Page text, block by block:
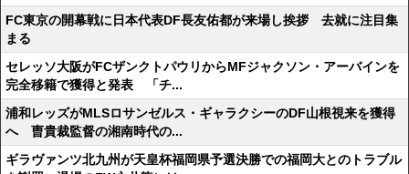
FC東京の開幕戦に日本代表DF長友佑都が来場し挨拶 去就に注目集
まる
セレッソ大阪がFCザンクトパウリからMFジャクソン・アーバインを
完全移籍で獲得と発表 「チ...
浦和レッズがMLSロサンゼルス・ギャラクシーのDF山根視来を獲得
へ 曺貴裁監督の湘南時代の...
ギラヴァンツ北九州が天皇杯福岡県予選決勝での福岡大とのトラブル